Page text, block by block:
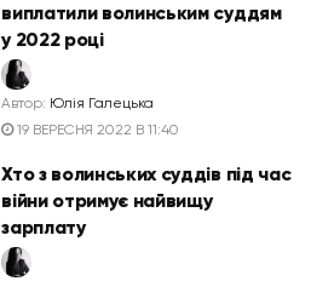
виплатили волинським суддям
у 2022 році
Автор: Юлія Галецька
19 ВЕРЕСНЯ 2022 В 11:40
Хто з волинських суддів під час
війни отримує найвищу
зарплату